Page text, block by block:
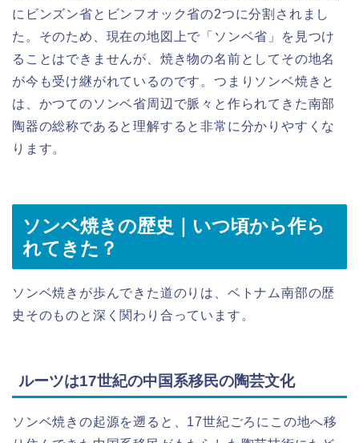
にビンズン省とビンフオック省の2つに分割されまし
た。そのため、現在の地図上で「ソンベ省」を見つけ
ることはできませんが、焼き物の名前としてその地名
が今も受け継がれているのです。つまりソンベ焼きと
は、かつてのソンベ省周辺で脈々と作られてきた南部
陶器の総称であると理解すると非常に分かりやすくな
ります。
ソンベ焼きの歴史｜いつ頃から作ら
れてきた？
ソンベ焼きが歩んできた道のりは、ベトナム南部の歴
史そのものと深く関わり合っています。
ルーツは17世紀の中国系移民の陶芸文化
ソンベ焼きの起源を遡ると、17世紀ごろにこの地へ移